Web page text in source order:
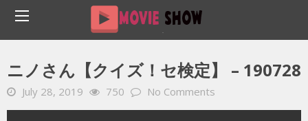
Home
YOUTUBE 動画 毎日
ニノさん【クイズ！セ検定】 – 190728
ニノさん【クイズ！セ検定】 – 190728
July 28, 2019 750 No Comments